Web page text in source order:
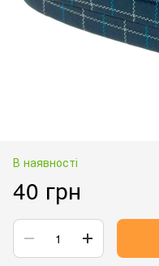
В наявності
40 грн